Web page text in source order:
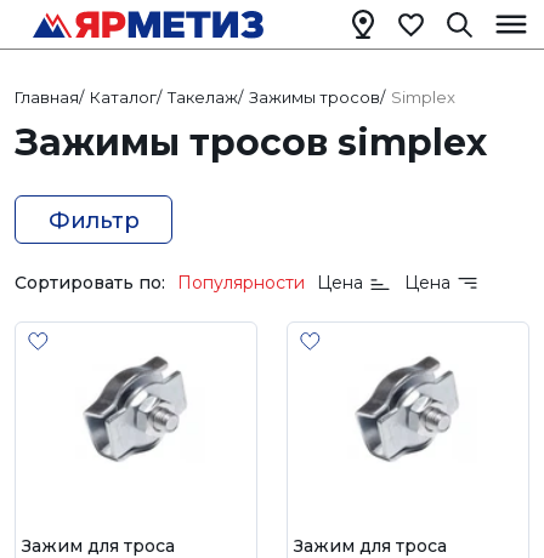
Главная/ Каталог/ Такелаж/ Зажимы тросов/ Simplex
Зажимы тросов simplex
Фильтр
Сортировать по: Популярности Цена Цена
Зажим для троса
Зажим для троса